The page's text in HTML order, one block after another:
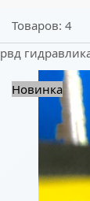
Товаров: 4
рвд
Новинка